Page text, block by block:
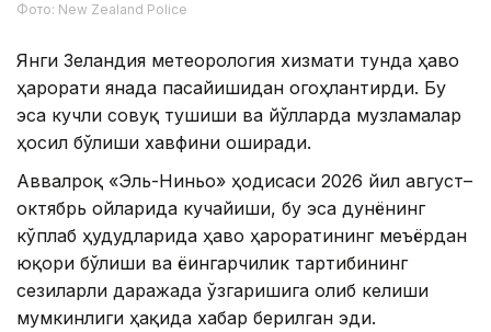
Фото: New Zealand Police
Янги Зеландия метеорология хизмати тунда ҳаво
ҳарорати янада пасайишидан огоҳлантирди. Бу
эса кучли совуқ тушиши ва йўлларда музламалар
ҳосил бўлиши хавфини оширади.
Аввалроқ «Эль-Ниньо» ҳодисаси 2026 йил август–
октябрь ойларида кучайиши, бу эса дунёнинг
кўплаб ҳудудларида ҳаво ҳароратининг меъёрдан
юқори бўлиши ва ёғингарчилик тартибининг
сезиларли даражада ўзгаришига олиб келиши
мумкинлиги ҳақида хабар берилган эди.